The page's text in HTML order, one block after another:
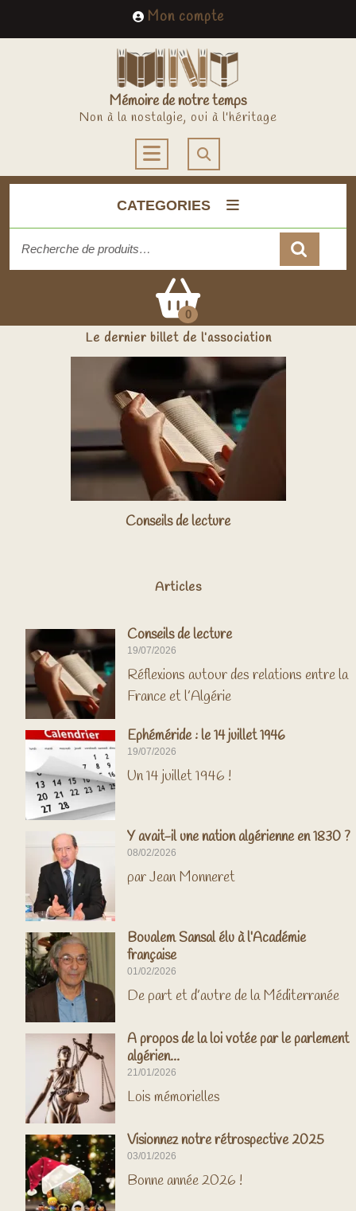
Mon compteMy
Account
Mémoire de notre temps
Non à la nostalgie, oui à l'héritage
Open
Button
CATEGORIES
pour :
0
Le dernier billet de l’association
Conseils de lecture
Articles
Conseils de lecture
19/07/2026
Réflexions autour des relations entre la
France et l’Algérie
Ephéméride : le 14 juillet 1946
19/07/2026
Un 14 juillet 1946 !
Y avait-il une nation algérienne en 1830 ?
08/02/2026
par Jean Monneret
Boualem Sansal élu à l’Académie
française
01/02/2026
De part et d’autre de la Méditerranée
A propos de la loi votée par le parlement
algérien…
21/01/2026
Lois mémorielles
Visionnez notre rétrospective 2025
03/01/2026
Bonne année 2026 !